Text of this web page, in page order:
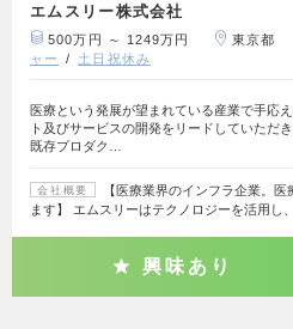
エムスリー株式会社
500万円 ～ 1249万円 東京都
ャー
土日祝休み
医療という発展が望まれている産業で手応
ト及びサービスの開発をリードしていただき
既存プロダク…
会社概要
【医療業界のインフラ企業。
ます】 エムスリーはテクノロジーを活用し
興味あり